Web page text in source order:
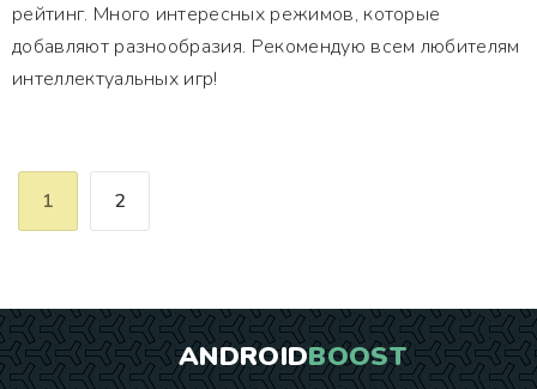
рейтинг. Много интересных режимов, которые
добавляют разнообразия. Рекомендую всем любителям
интеллектуальных игр!
1 2
ANDROIDBOOST